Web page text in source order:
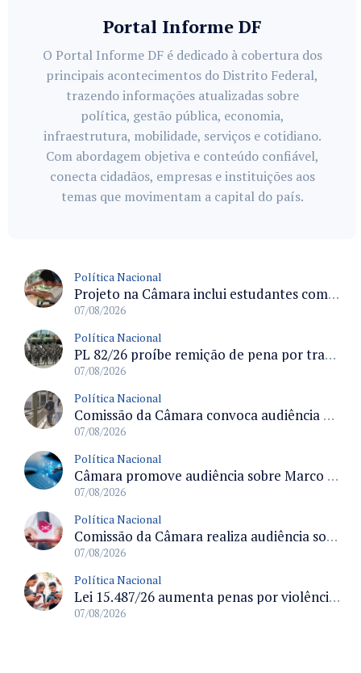
Portal Informe DF
O Portal Informe DF é dedicado à cobertura dos
principais acontecimentos do Distrito Federal,
trazendo informações atualizadas sobre
política, gestão pública, economia,
infraestrutura, mobilidade, serviços e cotidiano.
Com abordagem objetiva e conteúdo confiável,
conecta cidadãos, empresas e instituições aos
temas que movimentam a capital do país.
Política Nacional
Projeto na Câmara inclui estudantes com deficiência no regime escolar especial da LDB e estabelece critérios para frequência
07/08/2026
Política Nacional
PL 82/26 proíbe remição de pena por trabalho em funções militares para condenados por crimes contra o Estado Democrático de Direito
07/08/2026
Política Nacional
Comissão da Câmara convoca audiência para discutir misoginia nas escolas e universidades após divulgação de listas misóginas
07/08/2026
Política Nacional
Câmara promove audiência sobre Marco de Fomento à Economia Digital e impactos da inteligência artificial
07/08/2026
Política Nacional
Comissão da Câmara realiza audiência sobre apostas online para medir o tamanho do mercado ilegal
07/08/2026
Política Nacional
Lei 15.487/26 aumenta penas por violência sexual digital contra crianças e adolescentes e autoriza ronda virtual para investigação
07/08/2026